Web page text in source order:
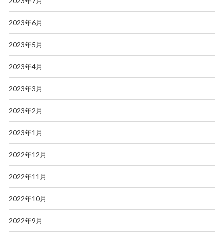
2023年6月
2023年5月
2023年4月
2023年3月
2023年2月
2023年1月
2022年12月
2022年11月
2022年10月
2022年9月